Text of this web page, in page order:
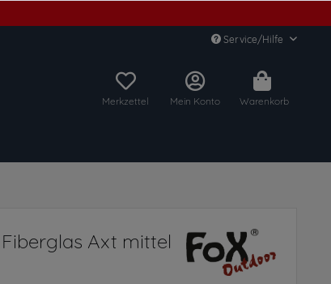
Service/Hilfe
Merkzettel Mein Konto Warenkorb
Axt mittel